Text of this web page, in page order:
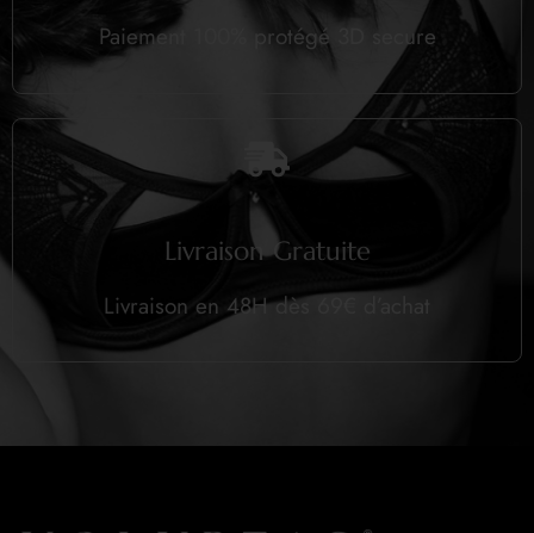
Paiement 100% protégé 3D secure
Livraison Gratuite
Livraison en 48H dès 69€ d’achat